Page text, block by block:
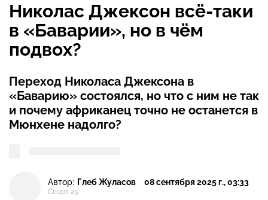
Николас Джексон всё-таки
в «Баварии», но в чём
подвох?
Переход Николаса Джексона в
«Баварию» состоялся, но что с ним не так
и почему африканец точно не останется в
Мюнхене надолго?
Автор: Глеб Жуласов
Спорт 25
08 сентября 2025 г., 03:33